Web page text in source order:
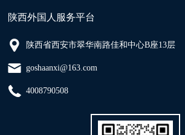
陕西外国人服务平台
陕西省西安市翠华南路佳和中心B座13层
goshaanxi@163.com
4008790508